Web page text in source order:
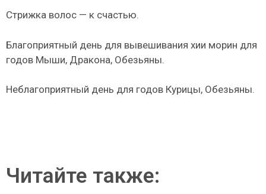
Стрижка волос — к счастью.
Благоприятный день для вывешивания хии морин для
годов Мыши, Дракона, Обезьяны.
Неблагоприятный день для годов Курицы, Обезьяны.
Читайте также: